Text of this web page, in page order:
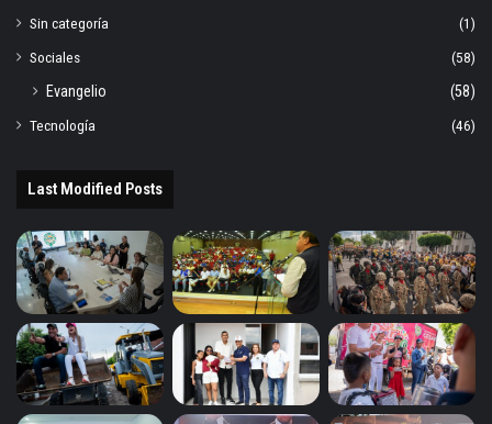
Sin categoría
(1)
Sociales
(58)
Evangelio
(58)
Tecnología
(46)
Last Modified Posts